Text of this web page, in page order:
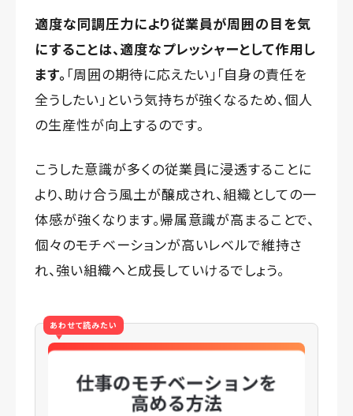
適度な同調圧力により従業員が周囲の目を気
にすることは、適度なプレッシャーとして作用し
ます。 「周囲の期待に応えたい」「自身の責任を
全うしたい」という気持ちが強くなるため、個人
の生産性が向上するのです。
こうした意識が多くの従業員に浸透することに
より、助け合う風土が醸成され、組織としての一
体感が強くなります。帰属意識が高まることで、
個々のモチベーションが高いレベルで維持さ
れ、強い組織へと成長していけるでしょう。
あわせて読みたい